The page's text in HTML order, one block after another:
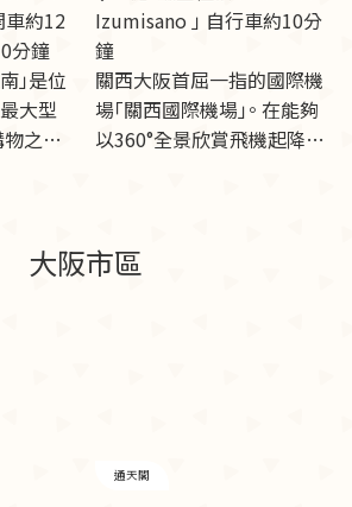
車約12
分鐘
」是位
大型
物之…
Izumisano 」 自行車約10分
鐘
關西大阪首屈一指的國際機
場「關西國際機場」。 在能夠
以360°全景欣賞飛機起降…
大阪市區
通天閣